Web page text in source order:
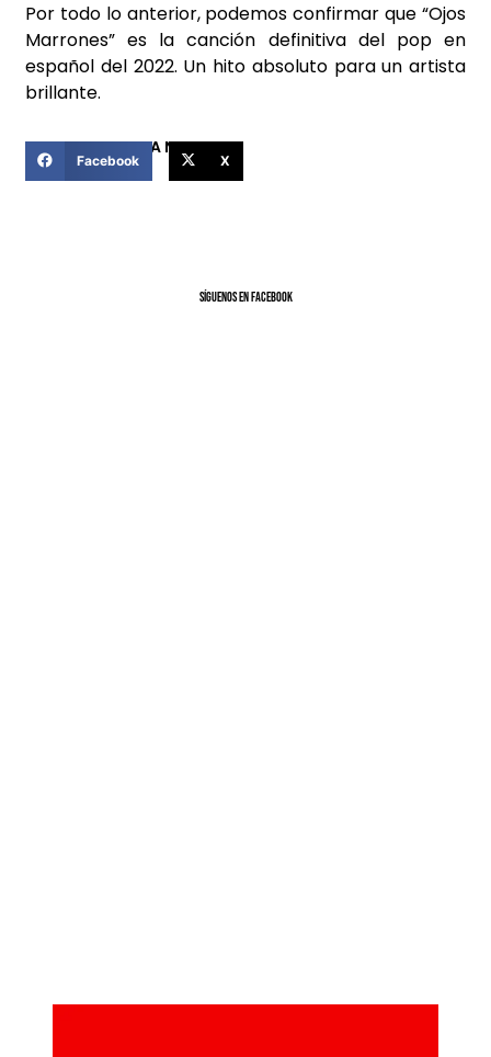
Por todo lo anterior, podemos confirmar que “Ojos
Marrones” es la canción definitiva del pop en
español del 2022. Un hito absoluto para un artista
brillante.
COMPARTIR ESTA NOTICIA
Facebook X
SíGUENOS EN FACEBOOK